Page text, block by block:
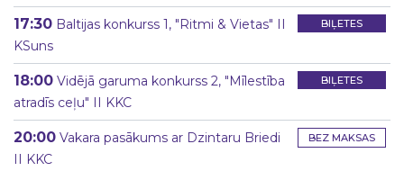
BIĻETES
17:30 Baltijas konkurss 1, "Ritmi & Vietas" II
KSuns
BIĻETES
18:00 Vidējā garuma konkurss 2, "Mīlestība
atradīs ceļu" II KKC
BEZ MAKSAS
20:00 Vakara pasākums ar Dzintaru Briedi
II KKC